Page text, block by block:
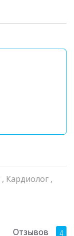
, Кардиолог ,
Отзывов 4